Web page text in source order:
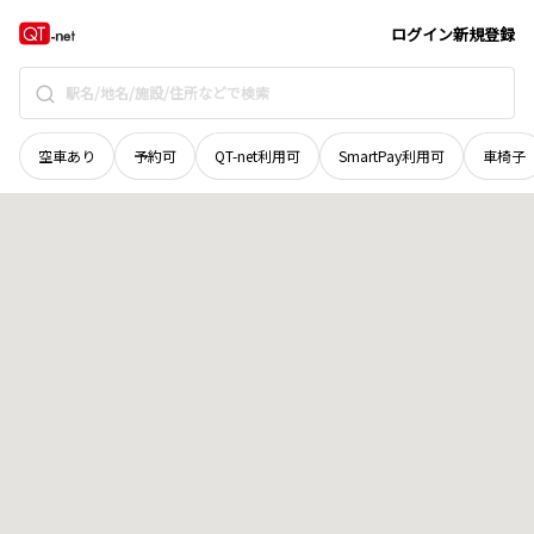
ログイン新規登録
空車あり 予約可 QT-net利用可 SmartPay利用可 車椅子
栃木県